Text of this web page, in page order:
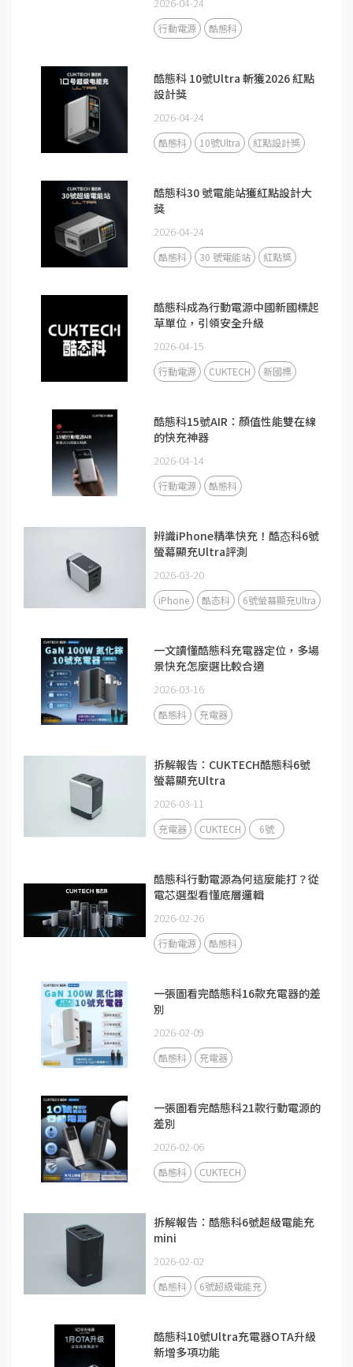
2026-04-24
行動電源 酷態科
酷態科 10號Ultra 斬獲2026 紅點
設計獎
2026-04-24
酷態科 10號Ultra 紅點設計獎
酷態科30 號電能站獲紅點設計大
獎
2026-04-24
酷態科 30 號電能站 紅點獎
酷態科成為行動電源中國新國標起
草單位，引領安全升級
2026-04-15
行動電源 CUKTECH 新國標
酷態科15號AIR：顏值性能雙在線
的快充神器
2026-04-14
行動電源 酷態科
辨識iPhone精準快充！酷态科6號
螢幕顯充Ultra評測
2026-03-20
iPhone 酷态科 6號螢幕顯充Ultra
一文讀懂酷態科充電器定位，多場
景快充怎麼選比較合適
2026-03-16
酷態科 充電器
拆解報告：CUKTECH酷態科6號
螢幕顯充Ultra
2026-03-11
充電器 CUKTECH 6號
酷態科行動電源為何這麼能打？從
電芯選型看懂底層邏輯
2026-02-26
行動電源 酷態科
一張圖看完酷態科16款充電器的差
別
2026-02-09
酷態科 充電器
一張圖看完酷態科21款行動電源的
差別
2026-02-06
酷態科 CUKTECH
拆解報告：酷態科6號超級電能充
mini
2026-02-02
酷態科 6號超級電能充
酷態科10號Ultra充電器OTA升級
新增多項功能